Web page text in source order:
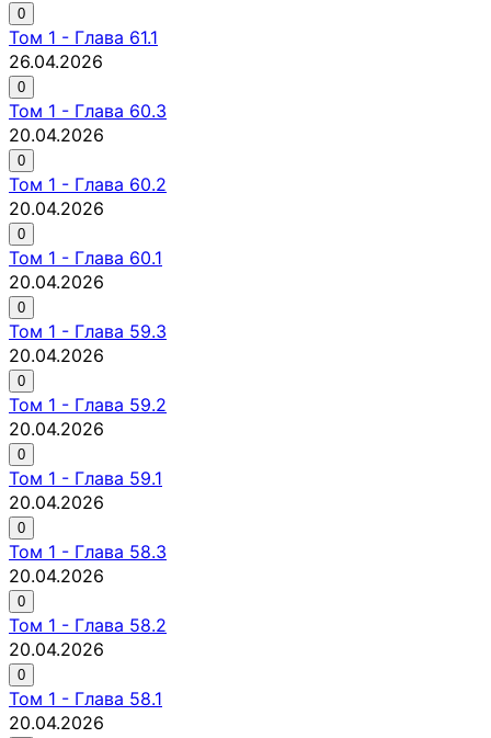
0
Том 1 - Глава 61.1
26.04.2026
0
Том 1 - Глава 60.3
20.04.2026
0
Том 1 - Глава 60.2
20.04.2026
0
Том 1 - Глава 60.1
20.04.2026
0
Том 1 - Глава 59.3
20.04.2026
0
Том 1 - Глава 59.2
20.04.2026
0
Том 1 - Глава 59.1
20.04.2026
0
Том 1 - Глава 58.3
20.04.2026
0
Том 1 - Глава 58.2
20.04.2026
0
Том 1 - Глава 58.1
20.04.2026